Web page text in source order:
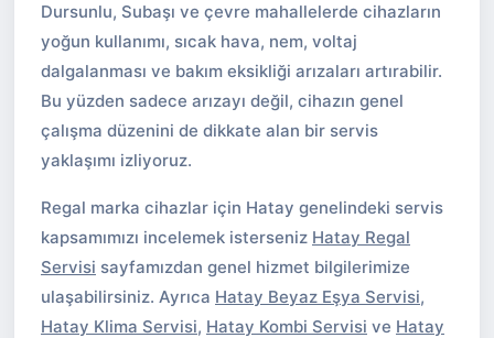
Dursunlu, Subaşı ve çevre mahallelerde cihazların
yoğun kullanımı, sıcak hava, nem, voltaj
dalgalanması ve bakım eksikliği arızaları artırabilir.
Bu yüzden sadece arızayı değil, cihazın genel
çalışma düzenini de dikkate alan bir servis
yaklaşımı izliyoruz.
Regal marka cihazlar için Hatay genelindeki servis
kapsamımızı incelemek isterseniz Hatay Regal
Servisi sayfamızdan genel hizmet bilgilerimize
ulaşabilirsiniz. Ayrıca Hatay Beyaz Eşya Servisi,
Hatay Klima Servisi, Hatay Kombi Servisi ve Hatay